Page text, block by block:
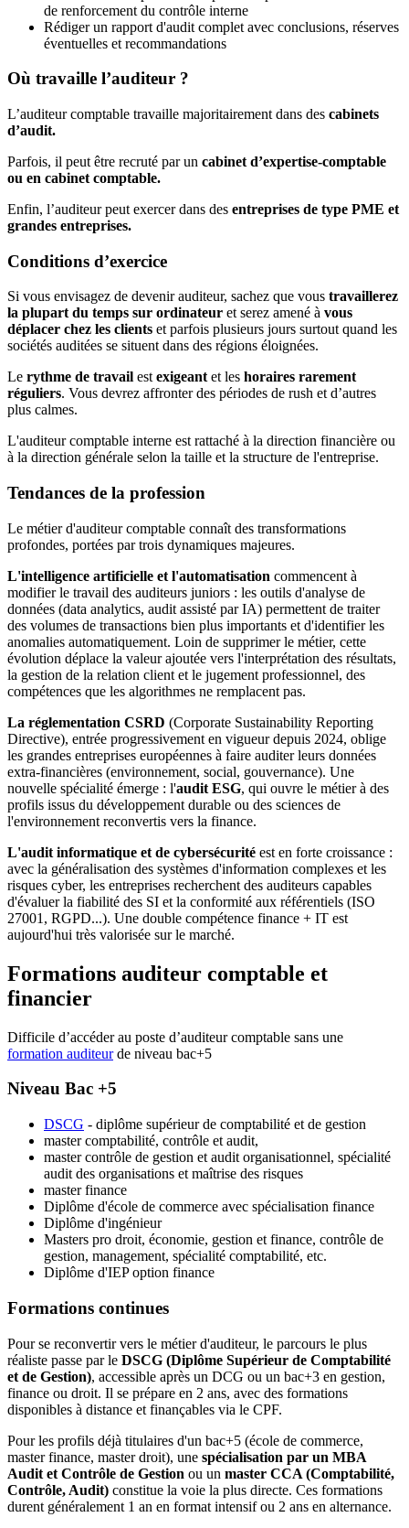
de renforcement du contrôle interne
Rédiger un rapport d'audit complet avec conclusions, réserves
éventuelles et recommandations
Où travaille l’auditeur ?
L’auditeur comptable travaille majoritairement dans des cabinets
d’audit.
Parfois, il peut être recruté par un cabinet d’expertise-comptable
ou en cabinet comptable.
Enfin, l’auditeur peut exercer dans des entreprises de type PME et
grandes entreprises.
Conditions d’exercice
Si vous envisagez de devenir auditeur, sachez que vous travaillerez
la plupart du temps sur ordinateur et serez amené à vous
déplacer chez les clients et parfois plusieurs jours surtout quand les
sociétés auditées se situent dans des régions éloignées.
Le rythme de travail estexigeantet les horaires rarement
réguliers. Vous devrez affronter des périodes de rush et d’autres
plus calmes.
L'auditeur comptable interne est rattaché à la direction financière ou
à la direction générale selon la taille et la structure de l'entreprise.
Tendances de la profession
Le métier d'auditeur comptable connaît des transformations
profondes, portées par trois dynamiques majeures.
L'intelligence artificielle et l'automatisation commencent à
modifier le travail des auditeurs juniors : les outils d'analyse de
données (data analytics, audit assisté par IA) permettent de traiter
des volumes de transactions bien plus importants et d'identifier les
anomalies automatiquement. Loin de supprimer le métier, cette
évolution déplace la valeur ajoutée vers l'interprétation des résultats,
la gestion de la relation client et le jugement professionnel, des
compétences que les algorithmes ne remplacent pas.
La réglementation CSRD (Corporate Sustainability Reporting
Directive), entrée progressivement en vigueur depuis 2024, oblige
les grandes entreprises européennes à faire auditer leurs données
extra-financières (environnement, social, gouvernance). Une
nouvelle spécialité émerge : l'audit ESG, qui ouvre le métier à des
profils issus du développement durable ou des sciences de
l'environnement reconvertis vers la finance.
L'audit informatique et de cybersécurité est en forte croissance :
avec la généralisation des systèmes d'information complexes et les
risques cyber, les entreprises recherchent des auditeurs capables
d'évaluer la fiabilité des SI et la conformité aux référentiels (ISO
27001, RGPD...). Une double compétence finance + IT est
aujourd'hui très valorisée sur le marché.
Formations auditeur comptable et
financier
Difficile d’accéder au poste d’auditeur comptable sans une
formation auditeurde niveau bac+5
Niveau Bac +5
DSCG - diplôme supérieur de comptabilité et de gestion
master comptabilité, contrôle et audit,
master contrôle de gestion et audit organisationnel, spécialité
audit des organisations et maîtrise des risques
master finance
Diplôme d'école de commerce avec spécialisation finance
Diplôme d'ingénieur
Masters pro droit, économie, gestion et finance, contrôle de
gestion, management, spécialité comptabilité, etc.
Diplôme d'IEP option finance
Formations continues
Pour se reconvertir vers le métier d'auditeur, le parcours le plus
réaliste passe par le DSCG (Diplôme Supérieur de Comptabilité
et de Gestion), accessible après un DCG ou un bac+3 en gestion,
finance ou droit. Il se prépare en 2 ans, avec des formations
disponibles à distance et finançables via le CPF.
Pour les profils déjà titulaires d'un bac+5 (école de commerce,
master finance, master droit), une spécialisation par un MBA
Audit et Contrôle de Gestion ou un master CCA (Comptabilité,
Contrôle, Audit) constitue la voie la plus directe. Ces formations
durent généralement 1 an en format intensif ou 2 ans en alternance.